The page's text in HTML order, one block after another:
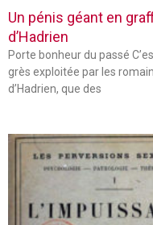
Un pénis géant en
d’Hadrien
Porte bonheur du passé
grès exploitée par les
d’Hadrien, que des